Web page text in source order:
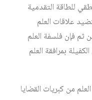
للطاقة التقدمية
علاقات العلم
ثم فإن فلسفة العلم
بمرافقة العلم
العلم من كبريات القضايا